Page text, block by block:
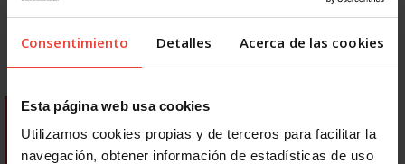
Consentimiento Detalles Acerca de las cookies
Esta página web usa cookies
Utilizamos cookies propias y de terceros para facilitar la
navegación, obtener información de estadísticas de uso